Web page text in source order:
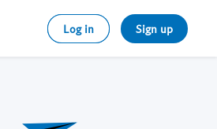
Log in Sign up